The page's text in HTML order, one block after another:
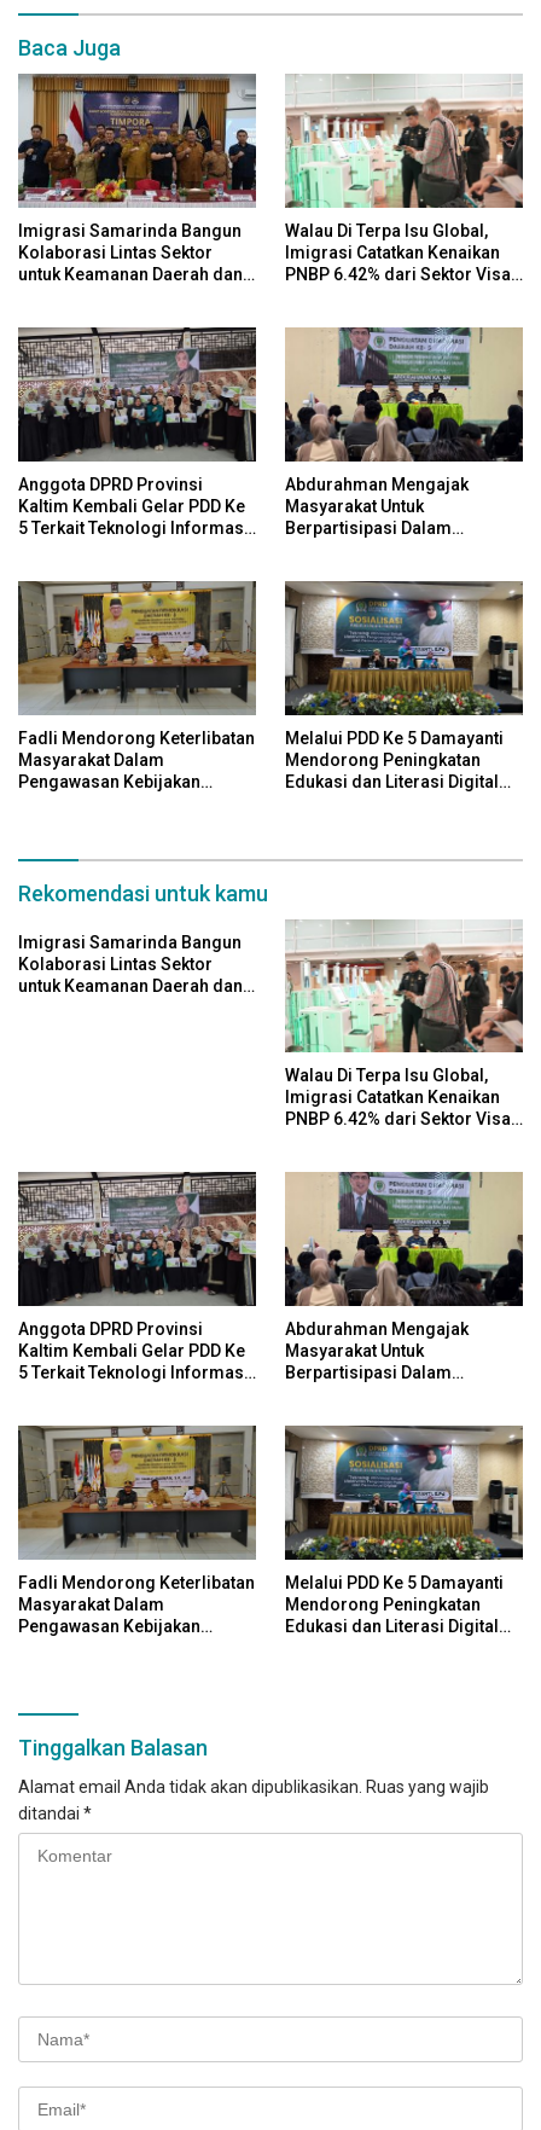
Baca Juga
Imigrasi Samarinda Bangun
Kolaborasi Lintas Sektor
untuk Keamanan Daerah dan
Walau Di Terpa Isu Global,
Imigrasi Catatkan Kenaikan
PNBP 6.42% dari Sektor Visa
Anggota DPRD Provinsi
Kaltim Kembali Gelar PDD Ke
5 Terkait Teknologi Informasi
Abdurahman Mengajak
Masyarakat Untuk
Berpartisipasi Dalam
Platform Digital
Fadli Mendorong Keterlibatan
Masyarakat Dalam
Pengawasan Kebijakan
Melalui PDD Ke 5 Damayanti
Mendorong Peningkatan
Edukasi dan Literasi Digital
Rekomendasi untuk kamu
Imigrasi Samarinda Bangun
Kolaborasi Lintas Sektor
untuk Keamanan Daerah dan
Walau Di Terpa Isu Global,
Imigrasi Catatkan Kenaikan
PNBP 6.42% dari Sektor Visa
Anggota DPRD Provinsi
Kaltim Kembali Gelar PDD Ke
5 Terkait Teknologi Informasi
Abdurahman Mengajak
Masyarakat Untuk
Berpartisipasi Dalam
Platform Digital
Fadli Mendorong Keterlibatan
Masyarakat Dalam
Pengawasan Kebijakan
Melalui PDD Ke 5 Damayanti
Mendorong Peningkatan
Edukasi dan Literasi Digital
Tinggalkan Balasan
Alamat email Anda tidak akan dipublikasikan. Ruas yang wajib
ditandai *